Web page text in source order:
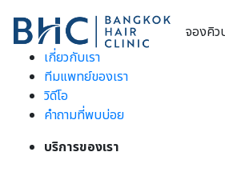
จองคิ
เกี่ยวกับเรา
ทีมแพทย์ของเรา
วิดีโอ
คำถามที่พบบ่อย
บริการของเรา